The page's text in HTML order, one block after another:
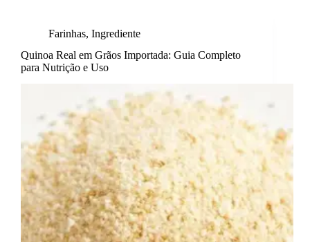
Farinhas, Ingrediente
Quinoa Real em Grãos Importada: Guia Completo
para Nutrição e Uso